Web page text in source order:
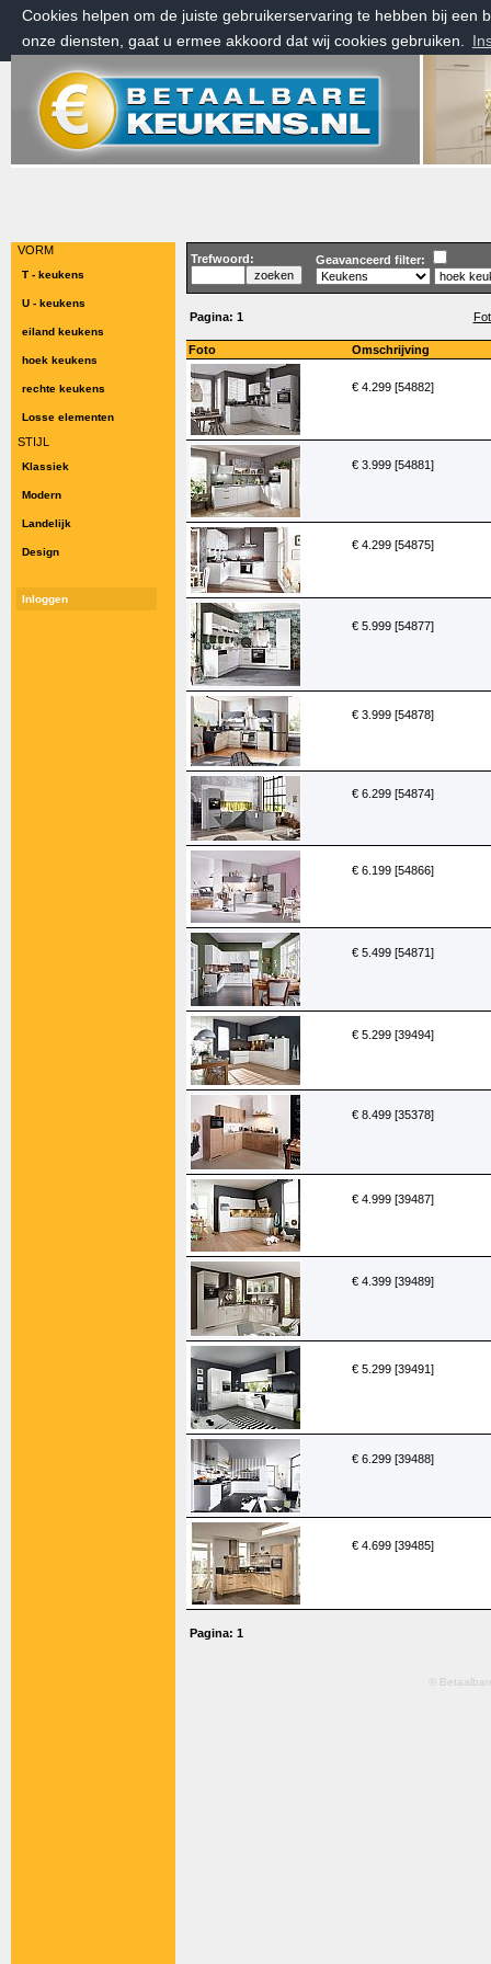
Cookies helpen om de juiste gebruikerservaring te hebben bij een
onze diensten, gaat u ermee akkoord dat wij cookies gebruiken.
zondag 9 augustus 2026, 09:15 uur
Welkom bij Betaalbarekeukens.nl
VORM
T - keukens
U - keukens
eiland keukens
hoek keukens
rechte keukens
Losse elementen
STIJL
Klassiek
Modern
Landelijk
Design
Inloggen
Trefwoord: Geavanceerd filter:
Pagina: 1
Foto Omschrijving
€ 4.299 [54882]
€ 3.999 [54881]
€ 4.299 [54875]
€ 5.999 [54877]
€ 3.999 [54878]
€ 6.299 [54874]
€ 6.199 [54866]
€ 5.499 [54871]
€ 5.299 [39494]
€ 8.499 [35378]
€ 4.999 [39487]
€ 4.399 [39489]
€ 5.299 [39491]
€ 6.299 [39488]
€ 4.699 [39485]
Pagina: 1
©